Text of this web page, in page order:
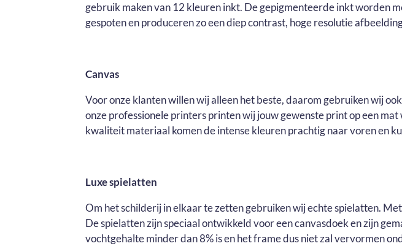
gebruik maken van 12 kleuren inkt. De gepigmenteerde inkt worden
gespoten en produceren zo een diep contrast, hoge resolutie
Canvas
Voor onze klanten willen wij alleen het beste, daarom gebruiken wij
onze professionele printers printen wij jouw gewenste print op een
kwaliteit materiaal komen de intense kleuren prachtig naar voren en
Luxe spielatten
Om het schilderij in elkaar te zetten gebruiken wij echte spielatten.
De spielatten zijn speciaal ontwikkeld voor een canvasdoek en zijn
vochtgehalte minder dan 8% is en het frame dus niet zal vervormen